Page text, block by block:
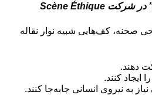
کف‌هایی شبیه نوار نقاله
دهند.
ایجاد کنند.
به نیروی انسانی جابه‌جا کنند.